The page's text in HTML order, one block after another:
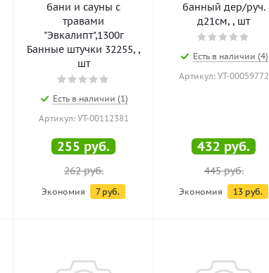
бани и сауны с
травами
"Эвкалипт",1300г
Банные штучки 32255, ,
шт
Есть в наличии (1)
Артикул: УТ-00112381
255 руб.
262руб.
Экономия 7руб.
банный дер/руч.
д21см, , шт
Есть в наличии (4)
Артикул: УТ-00059772
432 руб.
445руб.
Экономия 13 руб.